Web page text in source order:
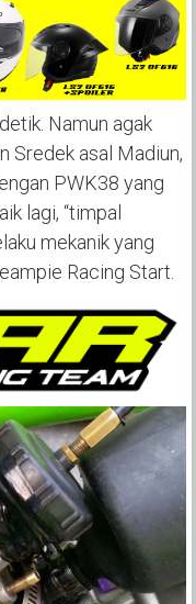
Namun agak
Sredek asal Madiun,
PWK38 yang
lagi, “timpal
mekanik yang
Racing Start.